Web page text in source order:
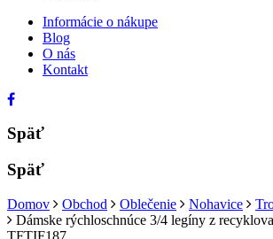
Informácie o nákupe
Blog
O nás
Kontakt
Späť
Späť
Domov Obchod Oblečenie Nohavice
Dámske rýchloschnúce 3/4 legíny z
TFTIF187